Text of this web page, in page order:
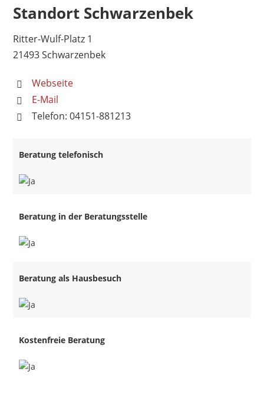
Standort Schwarzenbek
Ritter-Wulf-Platz 1
21493 Schwarzenbek
Webseite
E-Mail
Telefon: 04151-881213
Beratung telefonisch
Beratung in der Beratungsstelle
Beratung als Hausbesuch
Kostenfreie Beratung